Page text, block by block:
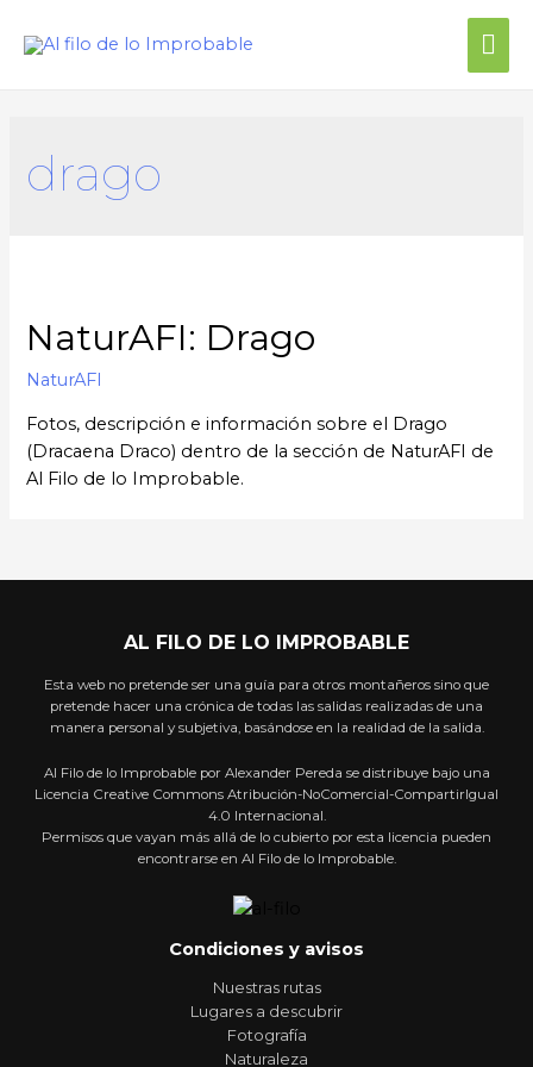
drago
NaturAFI: Drago
NaturAFI
Fotos, descripción e información sobre el Drago
(Dracaena Draco) dentro de la sección de NaturAFI de
Al Filo de lo Improbable.
AL FILO DE LO IMPROBABLE
Esta web no pretende ser una guía para otros montañeros sino que
pretende hacer una crónica de todas las salidas realizadas de una
manera personal y subjetiva, basándose en la realidad de la salida.
Al Filo de lo Improbable por Alexander Pereda se distribuye bajo una
Licencia Creative Commons Atribución-NoComercial-CompartirIgual
4.0 Internacional.
Permisos que vayan más allá de lo cubierto por esta licencia pueden
encontrarse en Al Filo de lo Improbable.
Condiciones y avisos
Nuestras rutas
Lugares a descubrir
Fotografía
Naturaleza